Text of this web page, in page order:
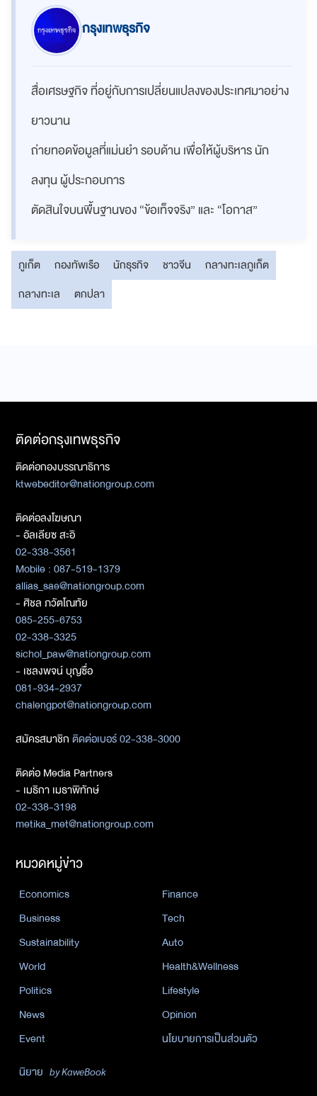
กรุงเทพธุรกิจ
สื่อเศรษฐกิจ ที่อยู่กับการเปลี่ยนแปลงของประเทศมาอย่าง
ยาวนาน
ถ่ายทอดข้อมูลที่แม่นยำ รอบด้าน เพื่อให้ผู้บริหาร นัก
ลงทุน ผู้ประกอบการ
ตัดสินใจบนพื้นฐานของ “ข้อเท็จจริง” และ “โอกาส”
ภูเก็ต กองทัพเรือ นักธุรกิจ ชาวจีน
กลางทะเลภูเก็ต
กลางทะเล
ตกปลา
ติดต่อกรุงเทพธุรกิจ
ติดต่อกองบรรณาธิการ
ktwebeditor@nationgroup.com
ติดต่อลงโฆษณา
- อัลเลียซ สะอิ
02-338-3561
Mobile : 087-519-1379
allias_sae@nationgroup.com
- ศิชล ภวัตโณทัย
085-255-6753
02-338-3325
sichol_paw@nationgroup.com
- เชลงพจน์ บุญซื่อ
081-934-2937
chalengpot@nationgroup.com
สมัครสมาชิกติดต่อเบอร์ 02-338-3000
ติดต่อ Media Partners
- เมธิกา เมธาพิทักษ์
02-338-3198
metika_met@nationgroup.com
หมวดหมู่ข่าว
Economics
Finance
Business
Tech
Sustainability
Auto
World
Health&Wellness
Politics
Lifestyle
News
Opinion
Event
นโยบายการเป็นส่วนตัว
นิยาย by KaweBook